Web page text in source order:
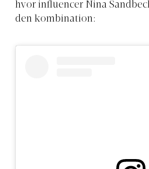
hvor influencer Nina
den kombination: